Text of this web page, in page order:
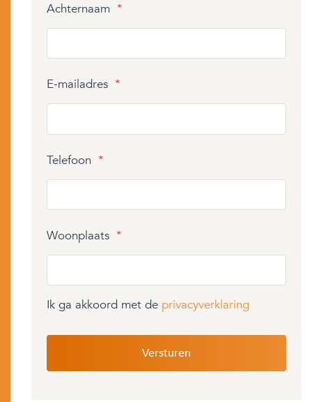
Achternaam *
E-mailadres *
Telefoon *
Woonplaats *
Ik ga akkoord met de privacyverklaring